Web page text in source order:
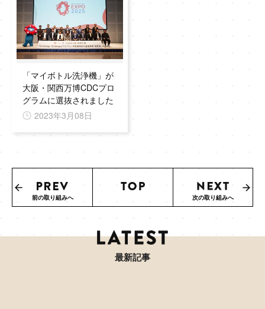
「マイボトル洗浄機」が
大阪・関西万博CDCプロ
グラムに選抜されました
2023年3月08日
前の取り組みへ 次の取り組みへ
最新記事